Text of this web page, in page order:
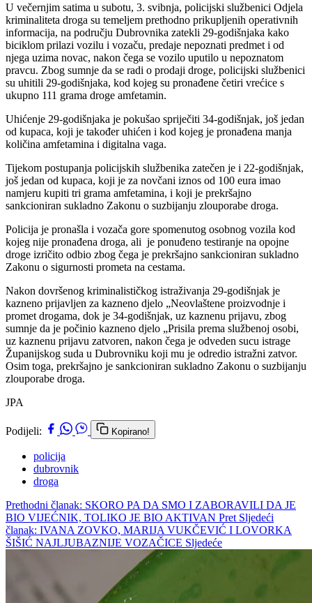
U večernjim satima u subotu, 3. svibnja, policijski službenici Odjela
kriminaliteta droga su temeljem prethodno prikupljenih operativnih
informacija, na području Dubrovnika zatekli 29-godišnjaka kako
biciklom prilazi vozilu i vozaču, predaje nepoznati predmet i od
njega uzima novac, nakon čega se vozilo uputilo u nepoznatom
pravcu. Zbog sumnje da se radi o prodaji droge, policijski službenici
su uhitili 29-godišnjaka, kod kojeg su pronađene četiri vrećice s
ukupno 111 grama droge amfetamin.
Uhićenje 29-godišnjaka je pokušao spriječiti 34-godišnjak, još jedan
od kupaca, koji je također uhićen i kod kojeg je pronađena manja
količina amfetamina i digitalna vaga.
Tijekom postupanja policijskih službenika zatečen je i 22-godišnjak,
još jedan od kupaca, koji je za novčani iznos od 100 eura imao
namjeru kupiti tri grama amfetamina, i koji je prekršajno
sankcioniran sukladno Zakonu o suzbijanju zlouporabe droga.
Policija je pronašla i vozača gore spomenutog osobnog vozila kod
kojeg nije pronađena droga, ali je ponuđeno testiranje na opojne
droge izričito odbio zbog čega je prekršajno sankcioniran sukladno
Zakonu o sigurnosti prometa na cestama.
Nakon dovršenog kriminalističkog istraživanja 29-godišnjak je
kazneno prijavljen za kazneno djelo „Neovlaštene proizvodnje i
promet drogama, dok je 34-godišnjak, uz kaznenu prijavu, zbog
sumnje da je počinio kazneno djelo „Prisila prema službenoj osobi,
uz kaznenu prijavu zatvoren, nakon čega je odveden sucu istrage
Županijskog suda u Dubrovniku koji mu je odredio istražni zatvor.
Osim toga, prekršajno je sankcioniran sukladno Zakonu o suzbijanju
zlouporabe droga.
JPA
Podijeli: Kopirano!
policija
dubrovnik
droga
Prethodni članak: SKORO PA DA SMO I ZABORAVILI DA JE
BIO VIJEĆNIK, TOLIKO JE BIO AKTIVAN Pret Sljedeći
članak: IVANA ZOVKO, MARIJA VUKČEVIĆ I LOVORKA
ŠIŠIĆ NAJLJUBAZNIJE VOZAČICE Sljedeće